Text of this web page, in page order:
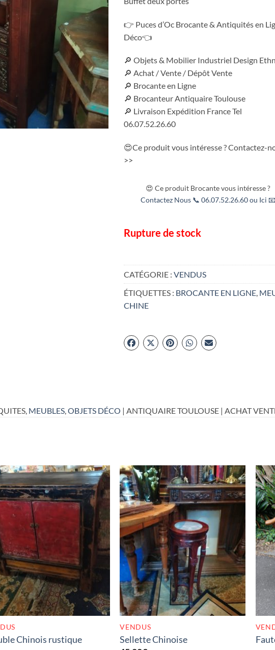
👉 Puces d’Oc Brocante & Antiquités en
Déco👈
🔎 Objets & Mobilier Industriel Design
🔎 Achat / Vente / Dépôt Vente
🔎 Brocante en Ligne
🔎 Brocanteur Antiquaire Toulouse
🔎 Livraison Expédition France Tel
06.07.52.26.60
😍Ce produit vous intéresse ? Contactez-
>>
😍 Ce produit Brocante vous intéresse ?
Contactez Nous 📞 06.07.52.26.60 ou Ici 📧
Rupture de stock
CATÉGORIE : VENDUS
ÉTIQUETTES : BROCANTE EN LIGNE,
CHINE
MEUBLES OBJETS DÉCO | ANTIQUAIRE TOULOUSE | ACHAT
DE STOCK
Chinois rustique
RUPTURE DE STOCK
VENDUS
Sellette Chinoise